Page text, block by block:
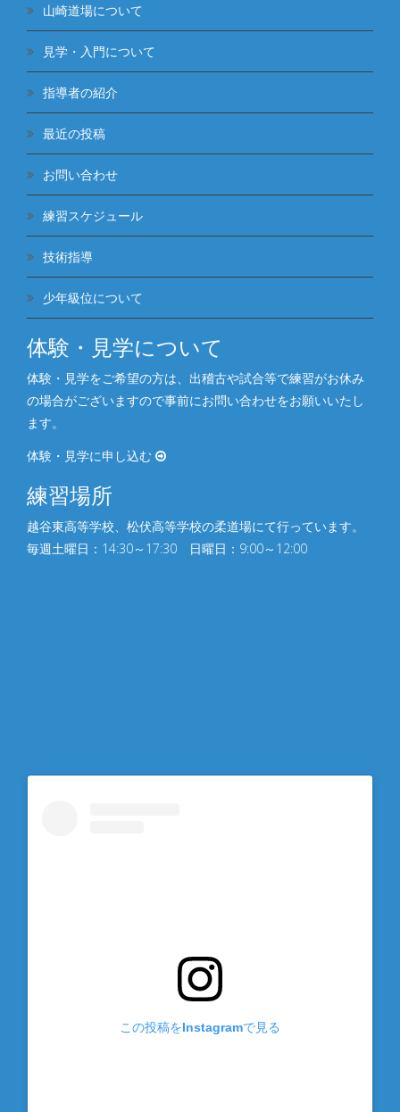
山崎道場について
見学・入門について
指導者の紹介
最近の投稿
お問い合わせ
練習スケジュール
技術指導
少年級位について
体験・見学について
体験・見学をご希望の方は、出稽古や試合等で練習がお休み
の場合がございますので事前にお問い合わせをお願いいたし
ます。
体験・見学に申し込む
練習場所
越谷東高等学校、松伏⾼等学校の柔道場にて行っています。
毎週土曜日：14:30～17:30 日曜日：9:00～12:00
この投稿をInstagramで見る